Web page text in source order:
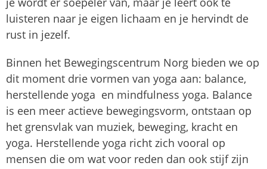
luisteren naar je eigen lichaam en je hervindt de
rust in jezelf.
Binnen het Bewegingscentrum Norg bieden we op
dit moment drie vormen van yoga aan: balance,
herstellende yoga en mindfulness yoga. Balance
is een meer actieve bewegingsvorm, ontstaan op
het grensvlak van muziek, beweging, kracht en
yoga. Herstellende yoga richt zich vooral op
mensen die om wat voor reden dan ook stijf zijn